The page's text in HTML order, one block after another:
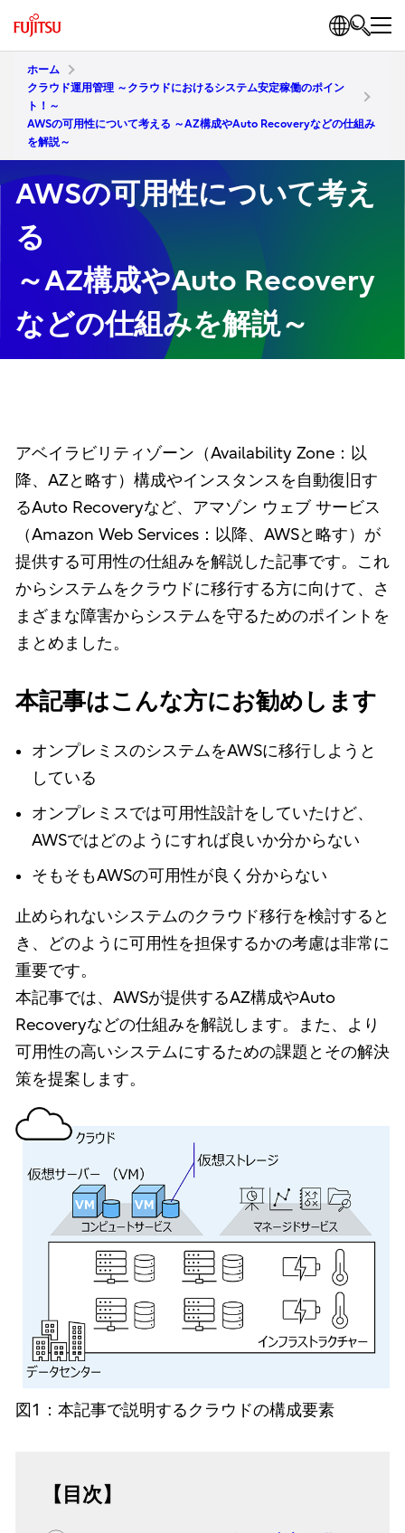
ホーム
クラウド運用管理 ～クラウドにおけるシステム安定稼働のポイン
ト！～
AWSの可用性について考える ～AZ構成やAuto Recoveryなどの仕組み
を解説～
AWSの可用性について考え
る
～AZ構成やAuto Recovery
などの仕組みを解説～
アベイラビリティゾーン（Availability Zone：以
降、AZと略す）構成やインスタンスを自動復旧す
るAuto Recoveryなど、アマゾン ウェブ サービス
（Amazon Web Services：以降、AWSと略す）が
提供する可用性の仕組みを解説した記事です。これ
からシステムをクラウドに移行する方に向けて、さ
まざまな障害からシステムを守るためのポイントを
まとめました。
本記事はこんな方にお勧めします
オンプレミスのシステムをAWSに移行しようと
している
オンプレミスでは可用性設計をしていたけど、
AWSではどのようにすれば良いか分からない
そもそもAWSの可用性が良く分からない
止められないシステムのクラウド移行を検討すると
き、どのように可用性を担保するかの考慮は非常に
重要です。
本記事では、AWSが提供するAZ構成やAuto
Recoveryなどの仕組みを解説します。また、より
可用性の高いシステムにするための課題とその解決
策を提案します。
図1：本記事で説明するクラウドの構成要素
【目次】